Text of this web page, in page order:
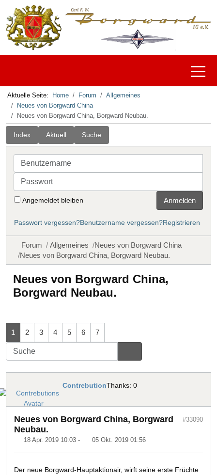
Off-
Aktuelle Seite: Home Forum
Allgemeines
Neues von Borgward China
Neues von Borgward China, Borgward Neubau.
Index Aktuell Suche
Benutzername
Passwort
Angemeldet bleiben Anmelden
Passwort vergessen?Benutzername vergessen?Registrieren
Forum Allgemeines
Neues von Borgward China
Neues von Borgward China, Borgward Neubau.
Neues von Borgward China,
Borgward Neubau.
1 2 3 4 5 6 7
ContrebutionThanks: 0
Neues von Borgward China, Borgward
Neubau.
18 Apr. 2019 10:03 - 05 Okt. 2019 01:56
#33090
Der neue Borgward-Hauptaktionair, wirft seine erste Früchte